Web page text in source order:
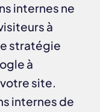
internes ne
à
stratégie
à
site.
internes de